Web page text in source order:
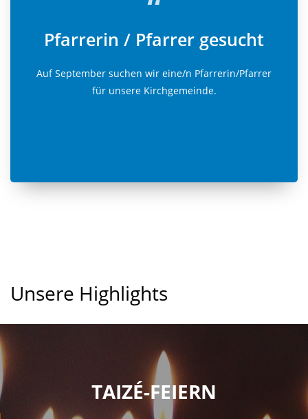
Pfarrerin / Pfarrer gesucht
Auf September suchen wir eine/n Pfarrerin/Pfarrer
für unsere Kirchgemeinde.
Unsere Highlights
TAIZÉ-FEIERN